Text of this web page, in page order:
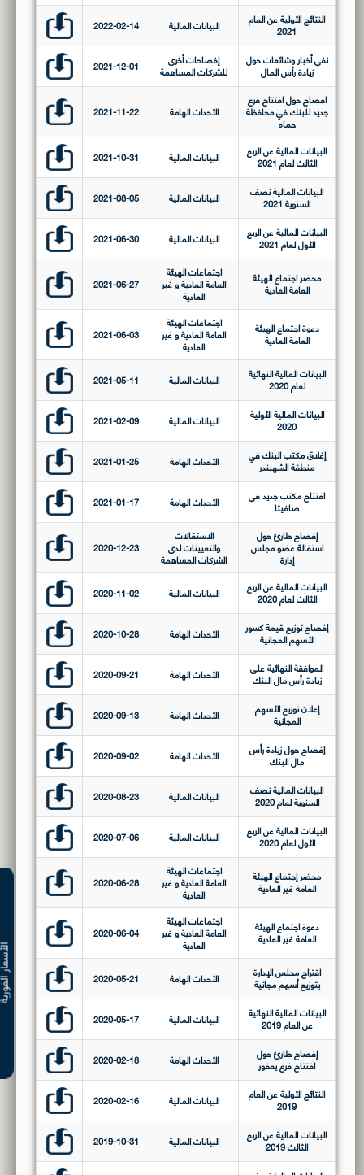
النتائج الأولية عن العام
2021 البيانات المالية 2022-02-14
نفي أخبار وشائعات حول
زيادة رأس المال
إفصاحات أخرى
للشركات المساهمة 2021-12-01
افصاح حول افتتاح فرع
جديد للبنك في محافظة
حماه
الأحداث الهامة 2021-11-22
البيانات المالية عن الربع
الثالث لعام 2021 البيانات المالية 2021-10-31
البيانات المالية نصف
السنوية 2021 البيانات المالية 2021-08-05
البيانات المالية عن الربع
الأول لعام 2021 البيانات المالية 2021-06-30
محضر اجتماع الهيئة
العامة العادية
اجتماعات الهيئة
العامة العادية و غير
العادية
2021-06-27
دعوة اجتماع الهيئة
العامة العادية
اجتماعات الهيئة
العامة العادية و غير
العادية
2021-06-03
البيانات المالية النهائية
لعام 2020 البيانات المالية 2021-05-11
البيانات المالية الأولية
2020 البيانات المالية 2021-02-09
إغلاق مكتب البنك في
منطقة الشهبندر الأحداث الهامة 2021-01-25
افتتاح مكتب جديد في
صافيتا الأحداث الهامة 2021-01-17
إفصاح طارئ حول
استقالة عضو مجلس
إدارة
الاستقالات
والتعيينات لدى
الشركات المساهمة
2020-12-23
البيانات المالية عن الربع
الثالث لعام 2020 البيانات المالية 2020-11-02
إفصاح توزيع قيمة كسور
الأسهم المجانية الأحداث الهامة 2020-10-28
الموافقة النهائية على
زيادة رأس مال البنك الأحداث الهامة 2020-09-21
إعلان توزيع الأسهم
المجانية الأحداث الهامة 2020-09-13
إفصاح حول زيادة رأس
مال البنك الأحداث الهامة 2020-09-02
البيانات المالية نصف
السنوية لعام 2020 البيانات المالية 2020-08-23
البيانات المالية عن الربع
الأول لعام 2020 البيانات المالية 2020-07-06
محضر إجتماع الهيئة
العامة غير العادية
اجتماعات الهيئة
العامة العادية و غير
العادية
2020-06-28
دعوة اجتماع الهيئة
العامة غير العادية
اجتماعات الهيئة
العامة العادية و غير
العادية
2020-06-04
اقتراح مجلس الإدارة
بتوزيع أسهم مجانية الأحداث الهامة 2020-05-21
البيانات المالية النهائية
عن العام 2019 البيانات المالية 2020-05-17
إفصاح طارئ حول
افتتاح فرع يعفور الأحداث الهامة 2020-02-18
النتائج الأولية عن العام
2019 البيانات المالية 2020-02-16
البيانات المالية عن الربع
الثالث 2019 البيانات المالية 2019-10-31